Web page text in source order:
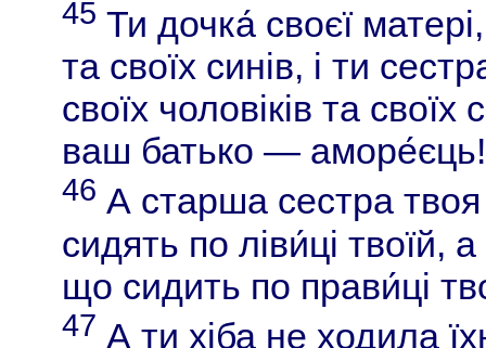
45 Ти дочка́ своєї
та своїх синів, і ти
своїх чоловіків та
ваш батько — аморе́єць!
46 А старша сестра
сидять по ліви́ці твоїй,
що сидить по прави́ці
47 А ти хіба не ходила